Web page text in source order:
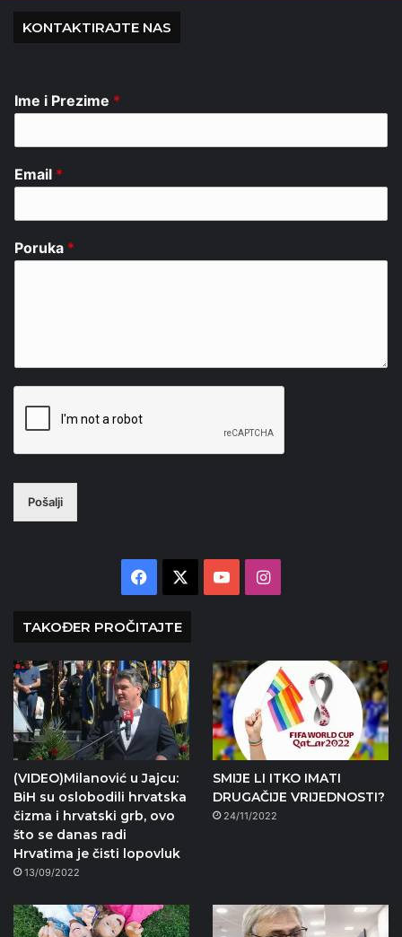
KONTAKTIRAJTE NAS
Ime i Prezime *
Email *
Poruka *
Pošalji
Facebook YouTubeInstagram
TAKOĐER PROČITAJTE
(VIDEO)Milanović u Jajcu:
BiH su oslobodili hrvatska
čizma i hrvatski grb, ovo
što se danas radi
Hrvatima je čisti lopovluk
13/09/2022
SMIJE LI ITKO IMATI
DRUGAČIJE VRIJEDNOSTI?
24/11/2022